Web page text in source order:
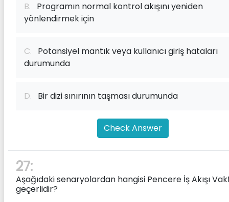
B. Programın normal kontrol akışını yeniden
yönlendirmek için
C. Potansiyel mantık veya kullanıcı giriş hataları
durumunda
D. Bir dizi sınırının taşması durumunda
Check Answer
27:
Aşağıdaki senaryolardan hangisi Pencere İş Akışı
geçerlidir?